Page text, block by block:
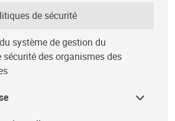
de sécurité
système de gestion du
des organismes des